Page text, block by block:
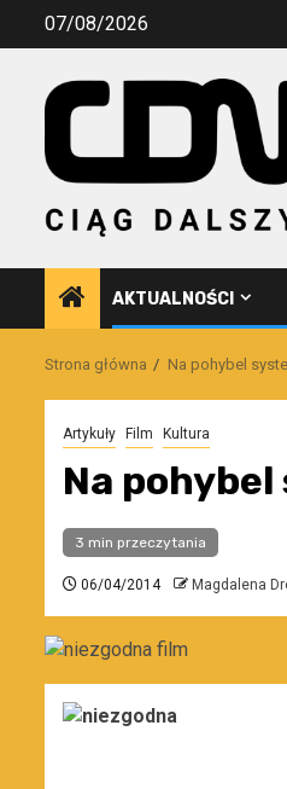
Przejdź07/08/2026
AKTUALNOŚCI
Strona główna Na pohybel
Artykuły Film Kultura
Na
3 min przeczytania
06/04/2014 Magdalena